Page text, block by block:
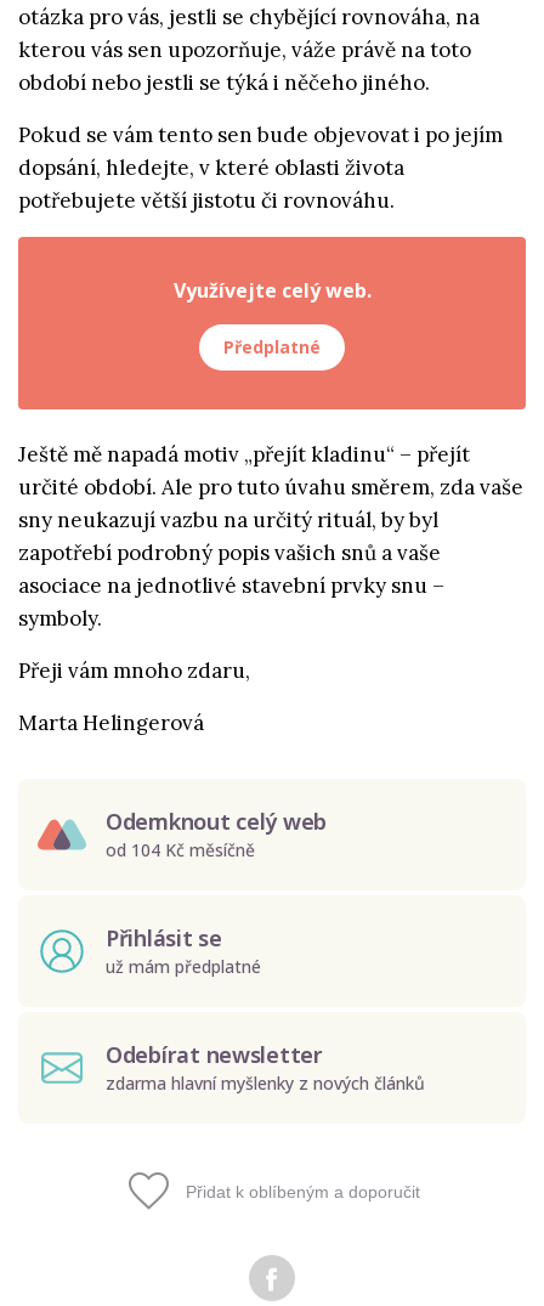
otázka pro vás, jestli se chybějící rovnováha, na
kterou vás sen upozorňuje, váže právě na toto
období nebo jestli se týká i něčeho jiného.
Pokud se vám tento sen bude objevovat i po jejím
dopsání, hledejte, v které oblasti života
potřebujete větší jistotu či rovnováhu.
Využívejte celý web.
Předplatné
Ještě mě napadá motiv „přejít kladinu“ – přejít
určité období. Ale pro tuto úvahu směrem, zda vaše
sny neukazují vazbu na určitý rituál, by byl
zapotřebí podrobný popis vašich snů a vaše
asociace na jednotlivé stavební prvky snu –
symboly.
Přeji vám mnoho zdaru,
Marta Helingerová
Odemknout celý web
od 104 Kč měsíčně
Přihlásit se
už mám předplatné
Odebírat newsletter
zdarma hlavní myšlenky z nových článků
Odeslat
Přidat k oblíbeným a doporučit